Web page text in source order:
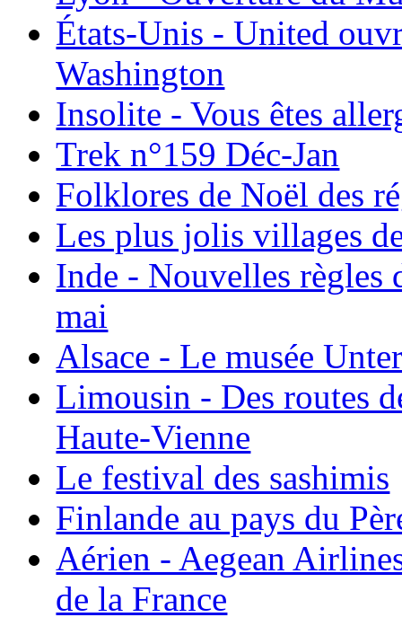
États-Unis - United
Washington
Insolite - Vous êtes
Trek n°159 Déc-Jan
Folklores de Noël des
Les plus jolis villages
Inde - Nouvelles règles
mai
Alsace - Le musée
Limousin - Des routes
Haute-Vienne
Le festival des sashimis
Finlande au pays du
Aérien - Aegean
de la France